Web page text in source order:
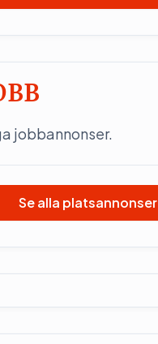
jobbannonser.
Se alla platsannonser